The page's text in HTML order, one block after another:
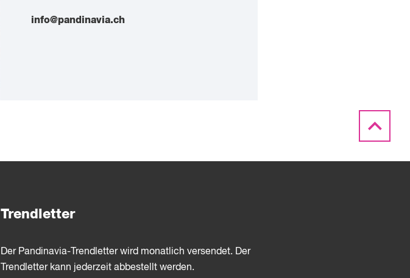
info@pandinavia.ch
Trendletter
Der Pandinavia-Trendletter wird monatlich versendet. Der
Trendletter kann jederzeit abbestellt werden.